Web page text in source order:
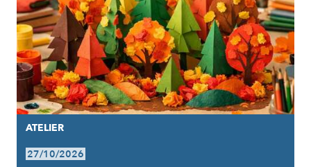
ATELIER
27/10/2026